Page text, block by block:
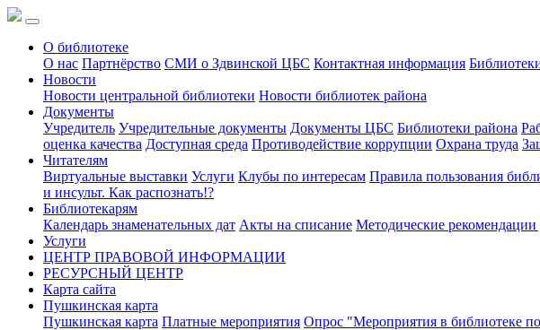
О библиотеке
О нас Партнёрство СМИ о Здвинской ЦБС Контактная информация
Новости
Новости центральной библиотеки Новости библиотек района
Документы
Учредитель Учредительные документы Документы ЦБС Библиотеки района
оценка качества Доступная среда Противодействие коррупции Охрана труда
Читателям
Виртуальные выставки Услуги Клубы по интересам Правила пользования
и инсульт. Как распознать!?
Библиотекарям
Календарь знаменательных дат Акты на списание Методические
Услуги
ЦЕНТР ПРАВОВОЙ ИНФОРМАЦИИ
РЕСУРСНЫЙ ЦЕНТР
Карта сайта
Пушкинская карта
Пушкинская карта Платные мероприятия Опрос "Мероприятия в библиотеке